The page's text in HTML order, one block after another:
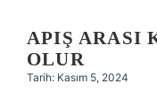
Hakkımızda
APIŞ ARASI
OLUR
Tarih: Kasım 5, 2024